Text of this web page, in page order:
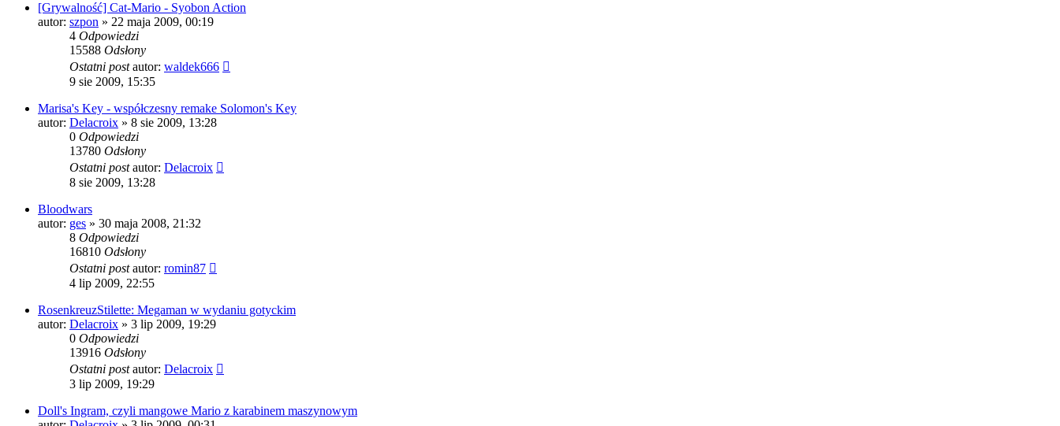
[Grywalność] Cat-Mario - Syobon Action
autor: szpon » 22 maja 2009, 00:19
4 Odpowiedzi
15588 Odsłony
Ostatni postautor: waldek666
9 sie 2009, 15:35
Marisa's Key - współczesny remake Solomon's Key
autor: Delacroix » 8 sie 2009, 13:28
0 Odpowiedzi
13780 Odsłony
Ostatni postautor: Delacroix
8 sie 2009, 13:28
Bloodwars
autor: ges » 30 maja 2008, 21:32
8 Odpowiedzi
16810 Odsłony
Ostatni postautor: romin87
4 lip 2009, 22:55
RosenkreuzStilette: Megaman w wydaniu gotyckim
autor: Delacroix » 3 lip 2009, 19:29
0 Odpowiedzi
13916 Odsłony
Ostatni postautor: Delacroix
3 lip 2009, 19:29
Doll's Ingram, czyli mangowe Mario z karabinem maszynowym